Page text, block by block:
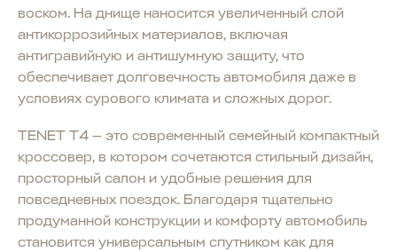
воском. На днище наносится увеличенный слой
антикоррозийных материалов, включая
антигравийную и антишумную защиту, что
обеспечивает долговечность автомобиля даже в
условиях сурового климата и сложных дорог.
TENET T4 — это современный семейный компактный
кроссовер, в котором сочетаются стильный дизайн,
просторный салон и удобные решения для
повседневных поездок. Благодаря тщательно
продуманной конструкции и комфорту автомобиль
становится универсальным спутником как для